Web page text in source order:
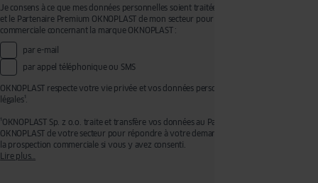
Je consens à ce que mes données personnelles soient traitées par OKNOPLAST Sp. z o.o.
et le Partenaire Premium OKNOPLAST de mon secteur pour recevoir de la prospection
commerciale concernant la marque OKNOPLAST :
par e-mail
par appel téléphonique ou SMS
OKNOPLAST respecte votre vie privée et vos données personnelles, voir mentions
légales¹.
¹OKNOPLAST Sp. z o.o. traite et transfère vos données au Partenaire Premium
OKNOPLAST de votre secteur pour répondre à votre demande de devis et effectuer de
la prospection commerciale si vous y avez consenti.
Lire plus…